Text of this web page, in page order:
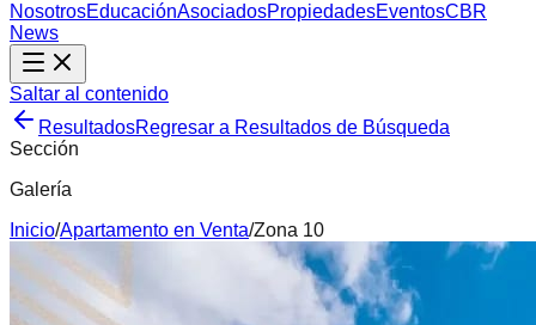
NosotrosEducaciónAsociadosPropiedadesEventosCBR
News
Saltar al contenido
ResultadosRegresar a Resultados de Búsqueda
Sección
Galería
Inicio/Apartamento en Venta/Zona 10